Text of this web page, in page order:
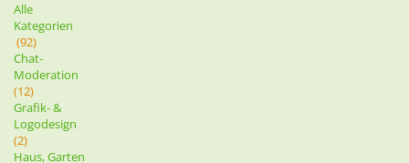
Alle
Kategorien
(92)
Chat-
Moderation
(12)
Grafik- &
Logodesign
(2)
Haus, Garten